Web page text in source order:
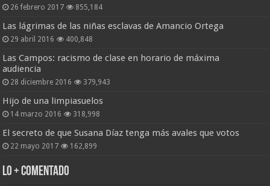
26 febrero 2017 855,184
Las lágrimas de las niñas esclavas de Amancio Ortega
29 abril 2016 400,848
Las Campos: racismo de clase en horario de máxima
audiencia
28 diciembre 2016 379,943
Hijo de una limpiasuelos
14 marzo 2016 318,998
El secreto de que Susana Díaz tenga más avales que votos
22 mayo 2017 162,899
Lo + Comentado